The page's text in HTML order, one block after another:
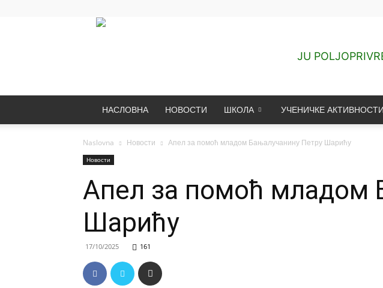
НАСЛОВНА НОВОСТИ ШКОЛА УЧЕНИЧКЕ АКТИВНОСТИ
Naslovna Новости Апел за помоћ младом Бањалучанину Петру Шарићу
Новости
Апел за помоћ младом
Шарићу
17/10/2025 161